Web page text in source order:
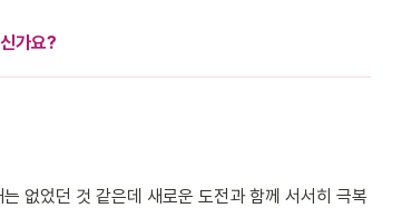
가요?
없었던 것 같은데 새로운 도전과 함께 서서히 극복